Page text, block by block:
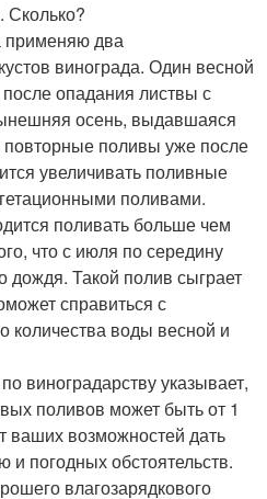
Сколько?
применяю два
винограда. Один весной
опадания листвы с
осень, выдавшаяся
повторные поливы уже после
увеличивать поливные
поливами.
поливать больше чем
что с июля по середину
дождя. Такой полив сыграет
справиться с
количества воды весной и
виноградарству указывает,
поливов может быть от 1
ваших возможностей дать
и погодных обстоятельств.
влагозарядкового